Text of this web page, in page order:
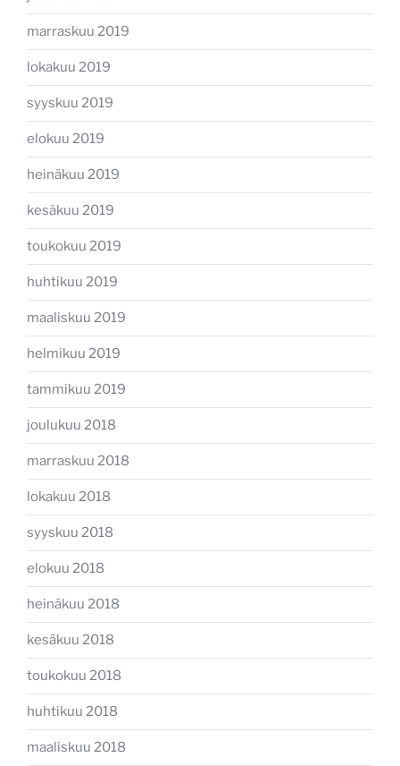
marraskuu 2019
lokakuu 2019
syyskuu 2019
elokuu 2019
heinäkuu 2019
kesäkuu 2019
toukokuu 2019
huhtikuu 2019
maaliskuu 2019
helmikuu 2019
tammikuu 2019
joulukuu 2018
marraskuu 2018
lokakuu 2018
syyskuu 2018
elokuu 2018
heinäkuu 2018
kesäkuu 2018
toukokuu 2018
huhtikuu 2018
maaliskuu 2018